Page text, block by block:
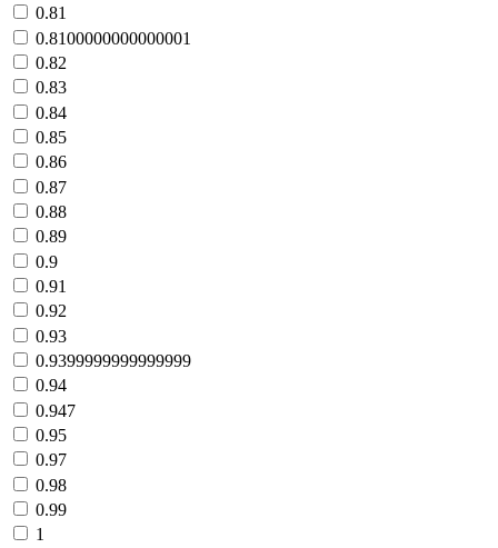
0.81
0.8100000000000001
0.82
0.83
0.84
0.85
0.86
0.87
0.88
0.89
0.9
0.91
0.92
0.93
0.9399999999999999
0.94
0.947
0.95
0.97
0.98
0.99
1